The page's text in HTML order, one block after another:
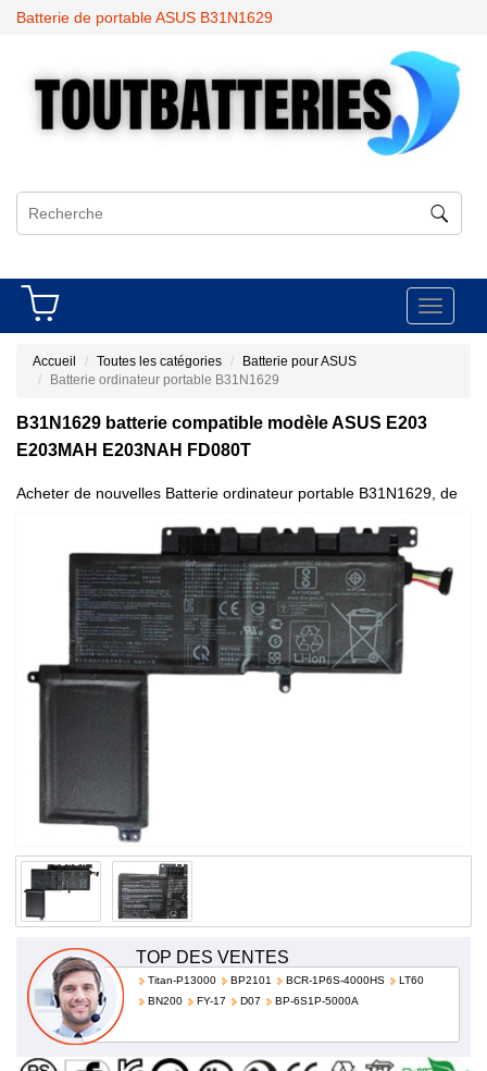
Batterie de portable ASUS B31N1629
Toggle
Accueil Toutes les catégories
Batterie pour ASUS
Batterie ordinateur portable B31N1629
B31N1629 batterie compatible modèle ASUS E203
E203MAH E203NAH FD080T
Acheter de nouvelles Batterie ordinateur portable B31N1629, de
haute qualité et à bas prix!
TOP DES VENTES
Titan-P13000 BP2101 BCR-1P6S-4000HS
LT60
BN200
FY-17 D07 BP-6S1P-5000A